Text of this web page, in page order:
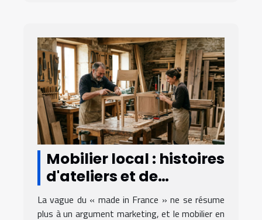
Mobilier local : histoires
d'ateliers et de
territoire
La vague du « made in France » ne se résume
plus à un argument marketing, et le mobilier en